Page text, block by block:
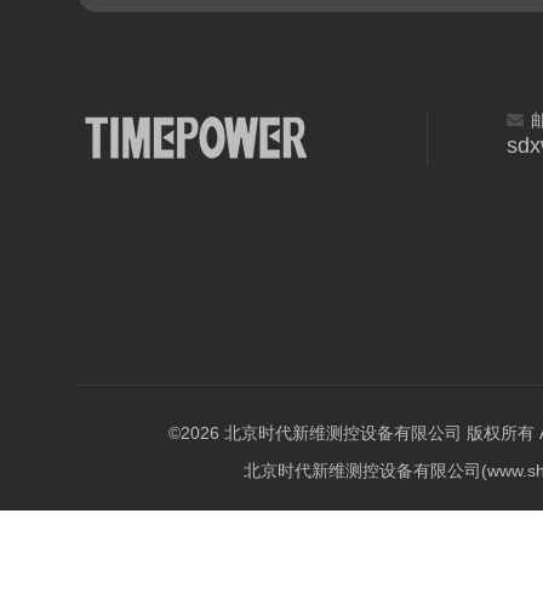
©2026 北京时代新维测控设备有限公司 版权所有
北京时代新维测控设备有限公司